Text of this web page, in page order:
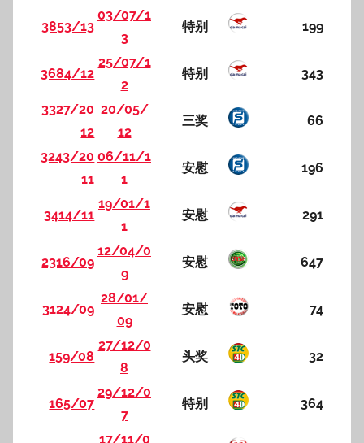
3853/13
03/07/1
3
特别 199
3684/12
25/07/1
2
特别 343
3327/20
12
20/05/
12
三奖 66
3243/20
11
06/11/1
1
安慰 196
3414/11
19/01/1
1
安慰 291
2316/09
12/04/0
9
安慰 647
3124/09
28/01/
09
安慰 74
159/08
27/12/0
8
头奖 32
165/07
29/12/0
7
特别 364
17/11/0